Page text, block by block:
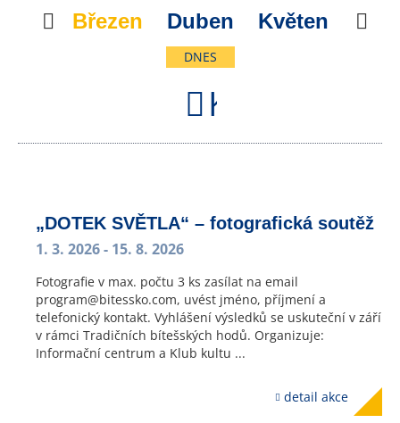
Předchozí
Březen Duben Květen
DNES
Kalendář
„DOTEK SVĚTLA“ – fotografická soutěž
1. 3. 2026- 15. 8. 2026
Fotografie v max. počtu 3 ks zasílat na email
program@bitessko.com, uvést jméno, příjmení a
telefonický kontakt. Vyhlášení výsledků se uskuteční v září
v rámci Tradičních bítešských hodů. Organizuje:
Informační centrum a Klub kultu ...
detail akce